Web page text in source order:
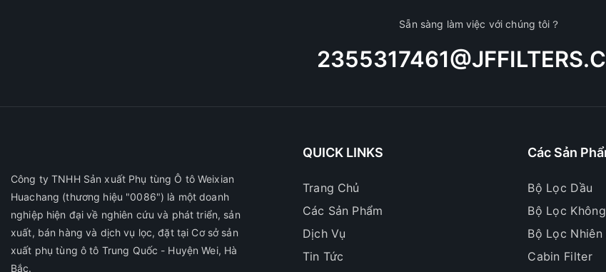
Sẵn sàng làm việc với chúng tôi？
Công ty TNHH Sản xuất Phụ tùng Ô tô Weixian
Huachang (thương hiệu "0086") là một doanh
nghiệp hiện đại về nghiên cứu và phát triển, sản
xuất, bán hàng và dịch vụ lọc, đặt tại Cơ sở sản
xuất phụ tùng ô tô Trung Quốc - Huyện Wei, Hà
Bắc.
QUICK LINKS
Trang Chủ
Các Sản Phẩm
Dịch Vụ
Tin Tức
Các Sản
Bộ Lọc Dầu
Bộ Lọc
Bộ Lọc Nhiên
Cabin Filter